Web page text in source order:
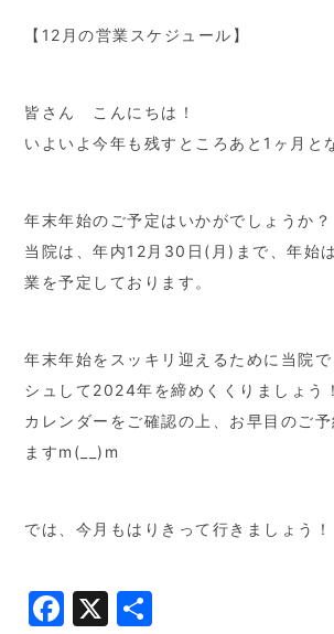
【12月の営業スケジュール】
皆さん こんにちは！
いよいよ今年も残すところあと1ヶ月と
年末年始のご予定はいかがでしょうか？
当院は、年内12月30日(月)まで、年始
業を予定しております。
年末年始をスッキリ迎えるために当院
シュして2024年を締めくくりましょう！
カレンダーをご確認の上、お早目のご
ますm(__)m
では、今月もはりきって行きましょう！
Facebook
X